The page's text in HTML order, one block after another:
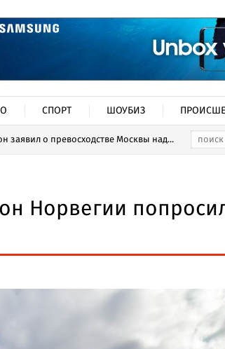
СПОРТ ШОУБИЗ
заявил о превосходстве Москвы над...
Норвегии